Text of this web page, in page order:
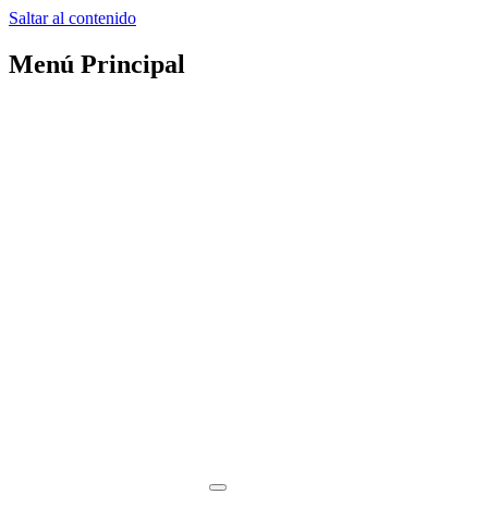
Saltar al contenido
Menú Principal